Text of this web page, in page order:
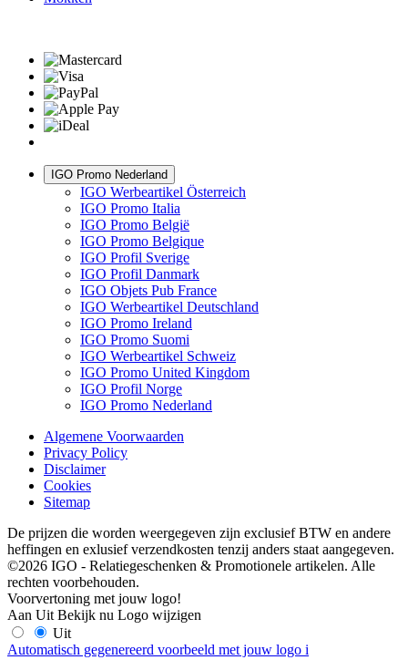
IGO Promo Nederland
IGO Werbeartikel Österreich
IGO Promo Italia
IGO Promo België
IGO Promo Belgique
IGO Profil Sverige
IGO Profil Danmark
IGO Objets Pub France
IGO Werbeartikel Deutschland
IGO Promo Ireland
IGO Promo Suomi
IGO Werbeartikel Schweiz
IGO Promo United Kingdom
IGO Profil Norge
IGO Promo Nederland
Algemene Voorwaarden
Privacy Policy
Disclaimer
Cookies
Sitemap
De prijzen die worden weergegeven zijn exclusief BTW en andere
heffingen en exlusief verzendkosten tenzij anders staat aangegeven.
©2026 IGO - Relatiegeschenken & Promotionele artikelen. Alle
rechten voorbehouden.
Voorvertoning met jouw logo!
Aan Uit Bekijk nu Logo wijzigen
Uit
Automatisch gegenereerd voorbeeld met jouw logo i